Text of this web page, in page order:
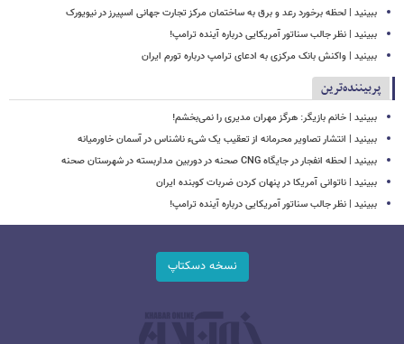
ببینید | لحظه برخورد رعد و برق به ساختمان مرکز تجارت جهانی اسپیرز در نیویورک
ببینید | نظر جالب سناتور آمریکایی درباره آینده ترامپ!
ببینید | واکنش بانک مرکزی به ادعای ترامپ درباره تورم ایران
پربیننده‌ترین
ببینید | خانم بازیگر: هرگز مهران مدیری را نمی‌بخشم!
ببینید | انتشار تصاویر محرمانه از تعقیب یک شیء ناشناس در آسمان خاورمیانه
ببینید | لحظه انفجار در جایگاه CNG صحنه در دوربین مداربسته در شهرستان صحنه
‏ببینید | ناتوانی آمریکا در پنهان کردن ضربات کوبنده ایران
ببینید | نظر جالب سناتور آمریکایی درباره آینده ترامپ!
نسخه دسکتاپ